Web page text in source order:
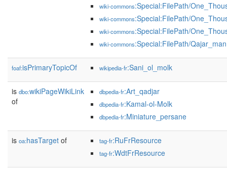
wiki-commons:Special:FilePath/
wiki-commons:Special:FilePath/
wiki-commons:Special:FilePath/
wiki-commons:Special:FilePath/
foaf:isPrimaryTopicOf wikipedia-fr:Sani_ol_molk
is dbo:wikiPageWikiLink
of
dbpedia-fr:Art_qadjar
dbpedia-fr:Kamal-ol-Molk
dbpedia-fr:Miniature_persane
is oa:hasTarget of tag-fr:RuFrResource
tag-fr:WdtFrResource